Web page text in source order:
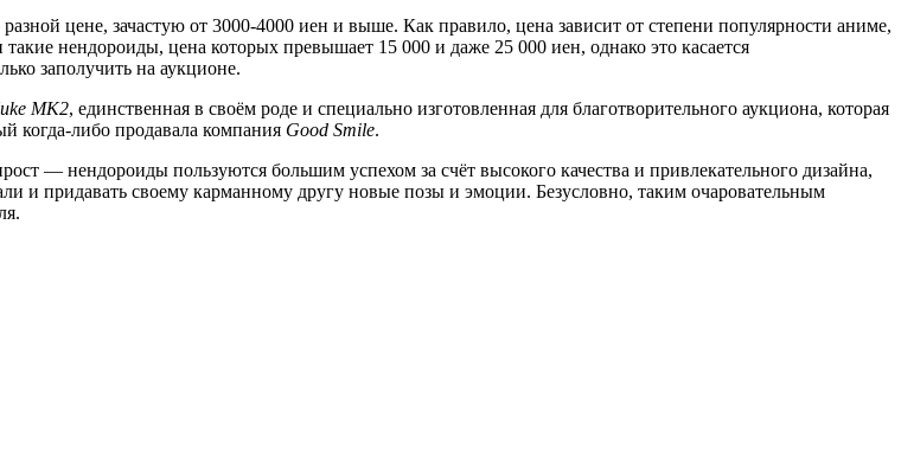
цене, зачастую от 3000-4000 иен и выше. Как правило, цена зависит от степени популярности аниме,
нендороиды, цена которых превышает 15 000 и даже 25 000 иен, однако это касается
заполучить на аукционе.
MK2, единственная в своём роде и специально изготовленная для благотворительного аукциона, которая
когда-либо продавала компания Good Smile.
— нендороиды пользуются большим успехом за счёт высокого качества и привлекательного дизайна,
и придавать своему карманному другу новые позы и эмоции. Безусловно, таким очаровательным